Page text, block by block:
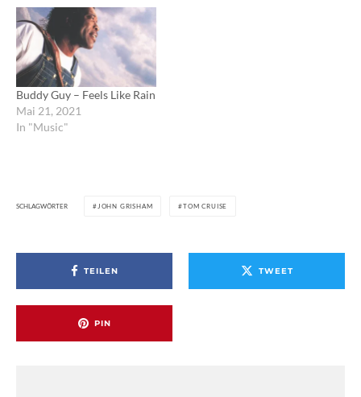
Buddy Guy – Feels Like Rain
Mai 21, 2021
In "Music"
SCHLAGWÖRTER JOHN GRISHAM TOM CRUISE
TEILEN TWEET
PIN